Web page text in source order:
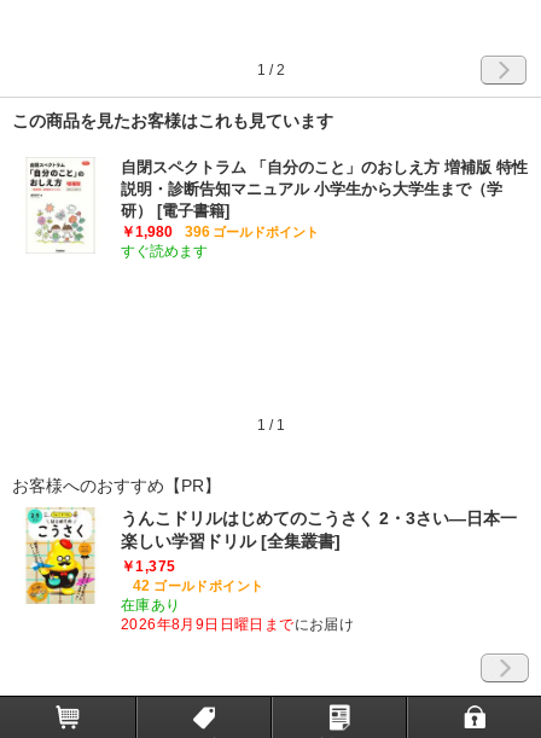
1 /2
この商品を見たお客様はこれも見ています
自閉スペクトラム 「自分のこと」のおしえ方 増補版 特性
説明・診断告知マニュアル 小学生から大学生まで（学
研） [電子書籍]
￥1,980 396 ゴールドポイント
すぐ読めます
1 / 1
お客様へのおすすめ【PR】
うんこドリルはじめてのこうさく 2・3さい―日本一
楽しい学習ドリル [全集叢書]
￥1,375
42 ゴールドポイント
在庫あり
2026年8月9日日曜日までにお届け